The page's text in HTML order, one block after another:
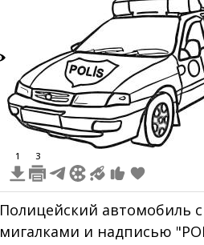
1 3
Полицейский автомобиль с
мигалками и надписью